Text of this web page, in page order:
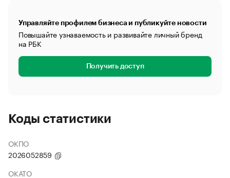
Управляйте профилем бизнеса и публикуйте новости
Повышайте узнаваемость и развивайте личный бренд
на РБК
Получить доступ
Коды статистики
ОКПО
2026052859
ОКАТО